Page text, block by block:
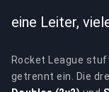
eine Leiter,
Rocket League
getrennt ein. Die